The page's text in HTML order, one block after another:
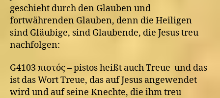
geschieht durch den Glauben und
fortwährenden Glauben, denn die Heiligen
sind Gläubige, sind Glaubende, die Jesus treu
nachfolgen:
G4103 πιστός – pistos heißt auch Treue und das
ist das Wort Treue, das auf Jesus angewendet
wird und auf seine Knechte, die ihm treu